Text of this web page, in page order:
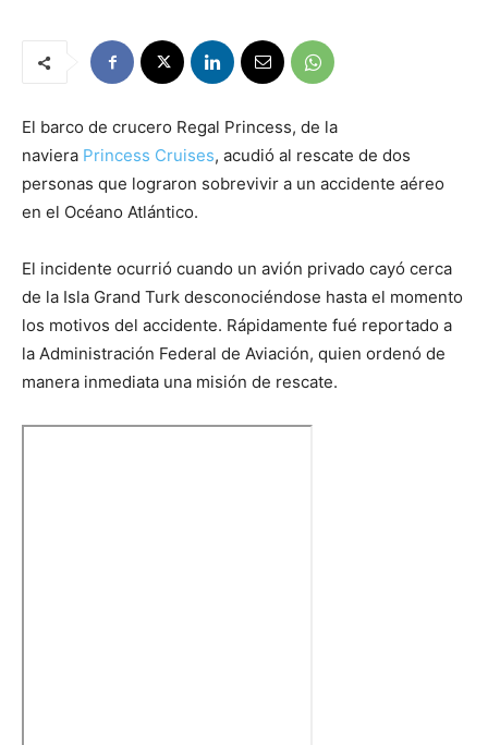
El barco de crucero Regal Princess, de la
naviera Princess Cruises, acudió al rescate de dos
personas que lograron sobrevivir a un accidente aéreo
en el Océano Atlántico.
El incidente ocurrió cuando un avión privado cayó cerca
de la Isla Grand Turk desconociéndose hasta el momento
los motivos del accidente. Rápidamente fué reportado a
la Administración Federal de Aviación, quien ordenó de
manera inmediata una misión de rescate.